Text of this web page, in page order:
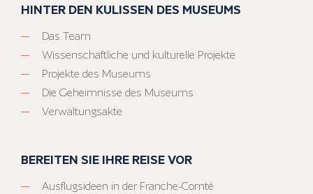
HINTER DEN KULISSEN DES MUSEUMS
Das Team
Wissenschaftliche und kulturelle Projekte
Projekte des Museums
Die Geheimnisse des Museums
Verwaltungsakte
BEREITEN SIE IHRE REISE VOR
Ausflugsideen in der Franche-Comté